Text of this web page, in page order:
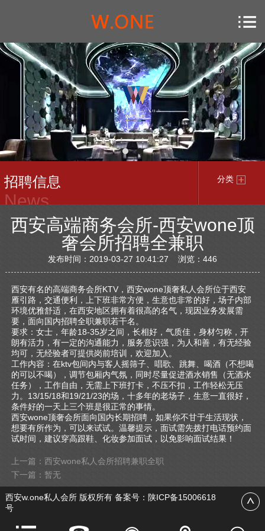
招聘信息
News
分类
西安高端商务会所-西安wone顶
奢会所招聘全兼职
发布时间：2019-03-27 10:41:27 浏览： 446
西安有名的高端商务会所KTV，西安wone顶奢私人会所位于西安
雁引路，交通便利，上下班非常方便，生意也非常的好，场子内部
环境优雅舒适，在西安地区拥有着很高的名气，现因业务发展需
要，面向国内招聘全职兼职若干名。
要求：女士，年龄18-35岁之间，长相好，气质佳，身材匀称，开
朗有活力，有一定的沟通能力，服务意识强，为人和善，有无经验
均可，无经验者可提供岗前培训，欢迎加入。
工作内容：在ktv包间内与客人摇筛子、唱歌、跳舞、喝酒（不想喝
的可以不喝），调节包厢内气氛，同时尽量促进酒水销售（无酒水
任务），工作自由，无需上下班打卡，不压不扣，工作轻松无压
力。13/15/18和19/21/23的场，十多年的老场子，生意一直很好，
条件好的一天上三个班是很正常的事情。
西安wone顶奢会所面向国内长期招聘，如果你不甘于生活现状，
想要有所作为，可以来试试。温馨提示，面试需先拨打电话预约面
试时间，建议穿高跟鞋、化妆参加面试，以免影响面试结果！
上一篇：西安wone私人会所招聘兼职全职
下一篇：暂无
西安w.one私人会所 版权所有 备案号： 陕ICP备15006618
号